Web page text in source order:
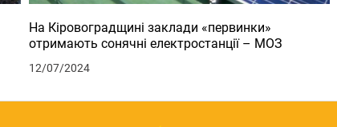
На Кіровоградщині заклади «первинки»
отримають сонячні електростанції – МОЗ
12/07/2024